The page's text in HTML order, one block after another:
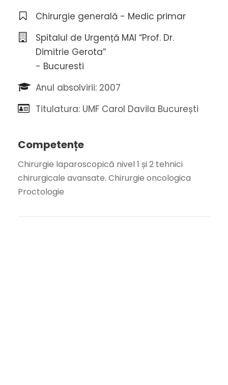
Chirurgie generală - Medic primar
Spitalul de Urgență MAI “Prof. Dr.
Dimitrie Gerota”
- Bucuresti
Anul absolvirii: 2007
Titulatura: UMF Carol Davila București
Competențe
Chirurgie laparoscopică nivel 1 și 2 tehnici
chirurgicale avansate. Chirurgie oncologica
Proctologie